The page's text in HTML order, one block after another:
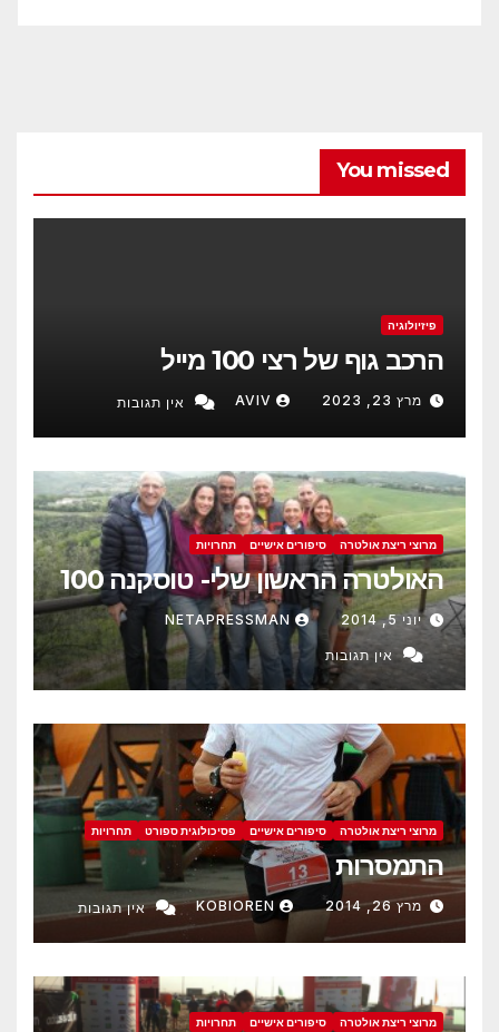
You missed
פיזיולוגיה
הרכב גוף של רצי 100 מייל
מרץ 23, 2023 AVIV אין תגובות
מרוצי ריצת אולטרה סיפורים אישיים תחרויות
האולטרה הראשון שלי- טוסקנה 100
יוני 5, 2014 NETAPRESSMAN
אין תגובות
מרוצי ריצת אולטרה סיפורים אישיים פסיכולוגית ספורט תחרויות
התמסרות
מרץ 26, 2014 KOBIOREN אין תגובות
מרוצי ריצת אולטרה סיפורים אישיים תחרויות